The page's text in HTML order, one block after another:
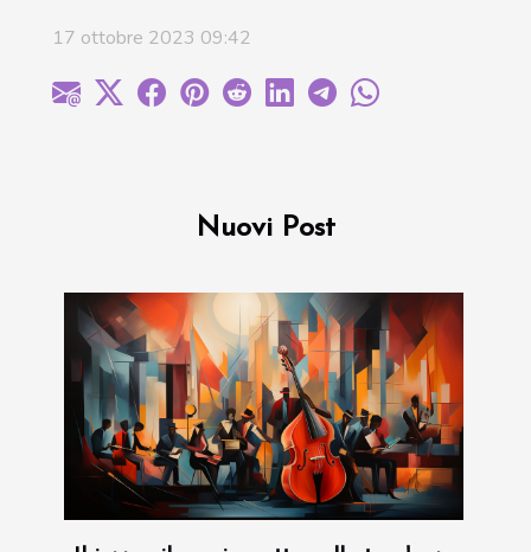
Nuovi Post
17 ottobre 2023 09:42